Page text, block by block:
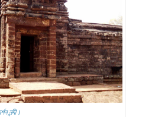
নন্দী।